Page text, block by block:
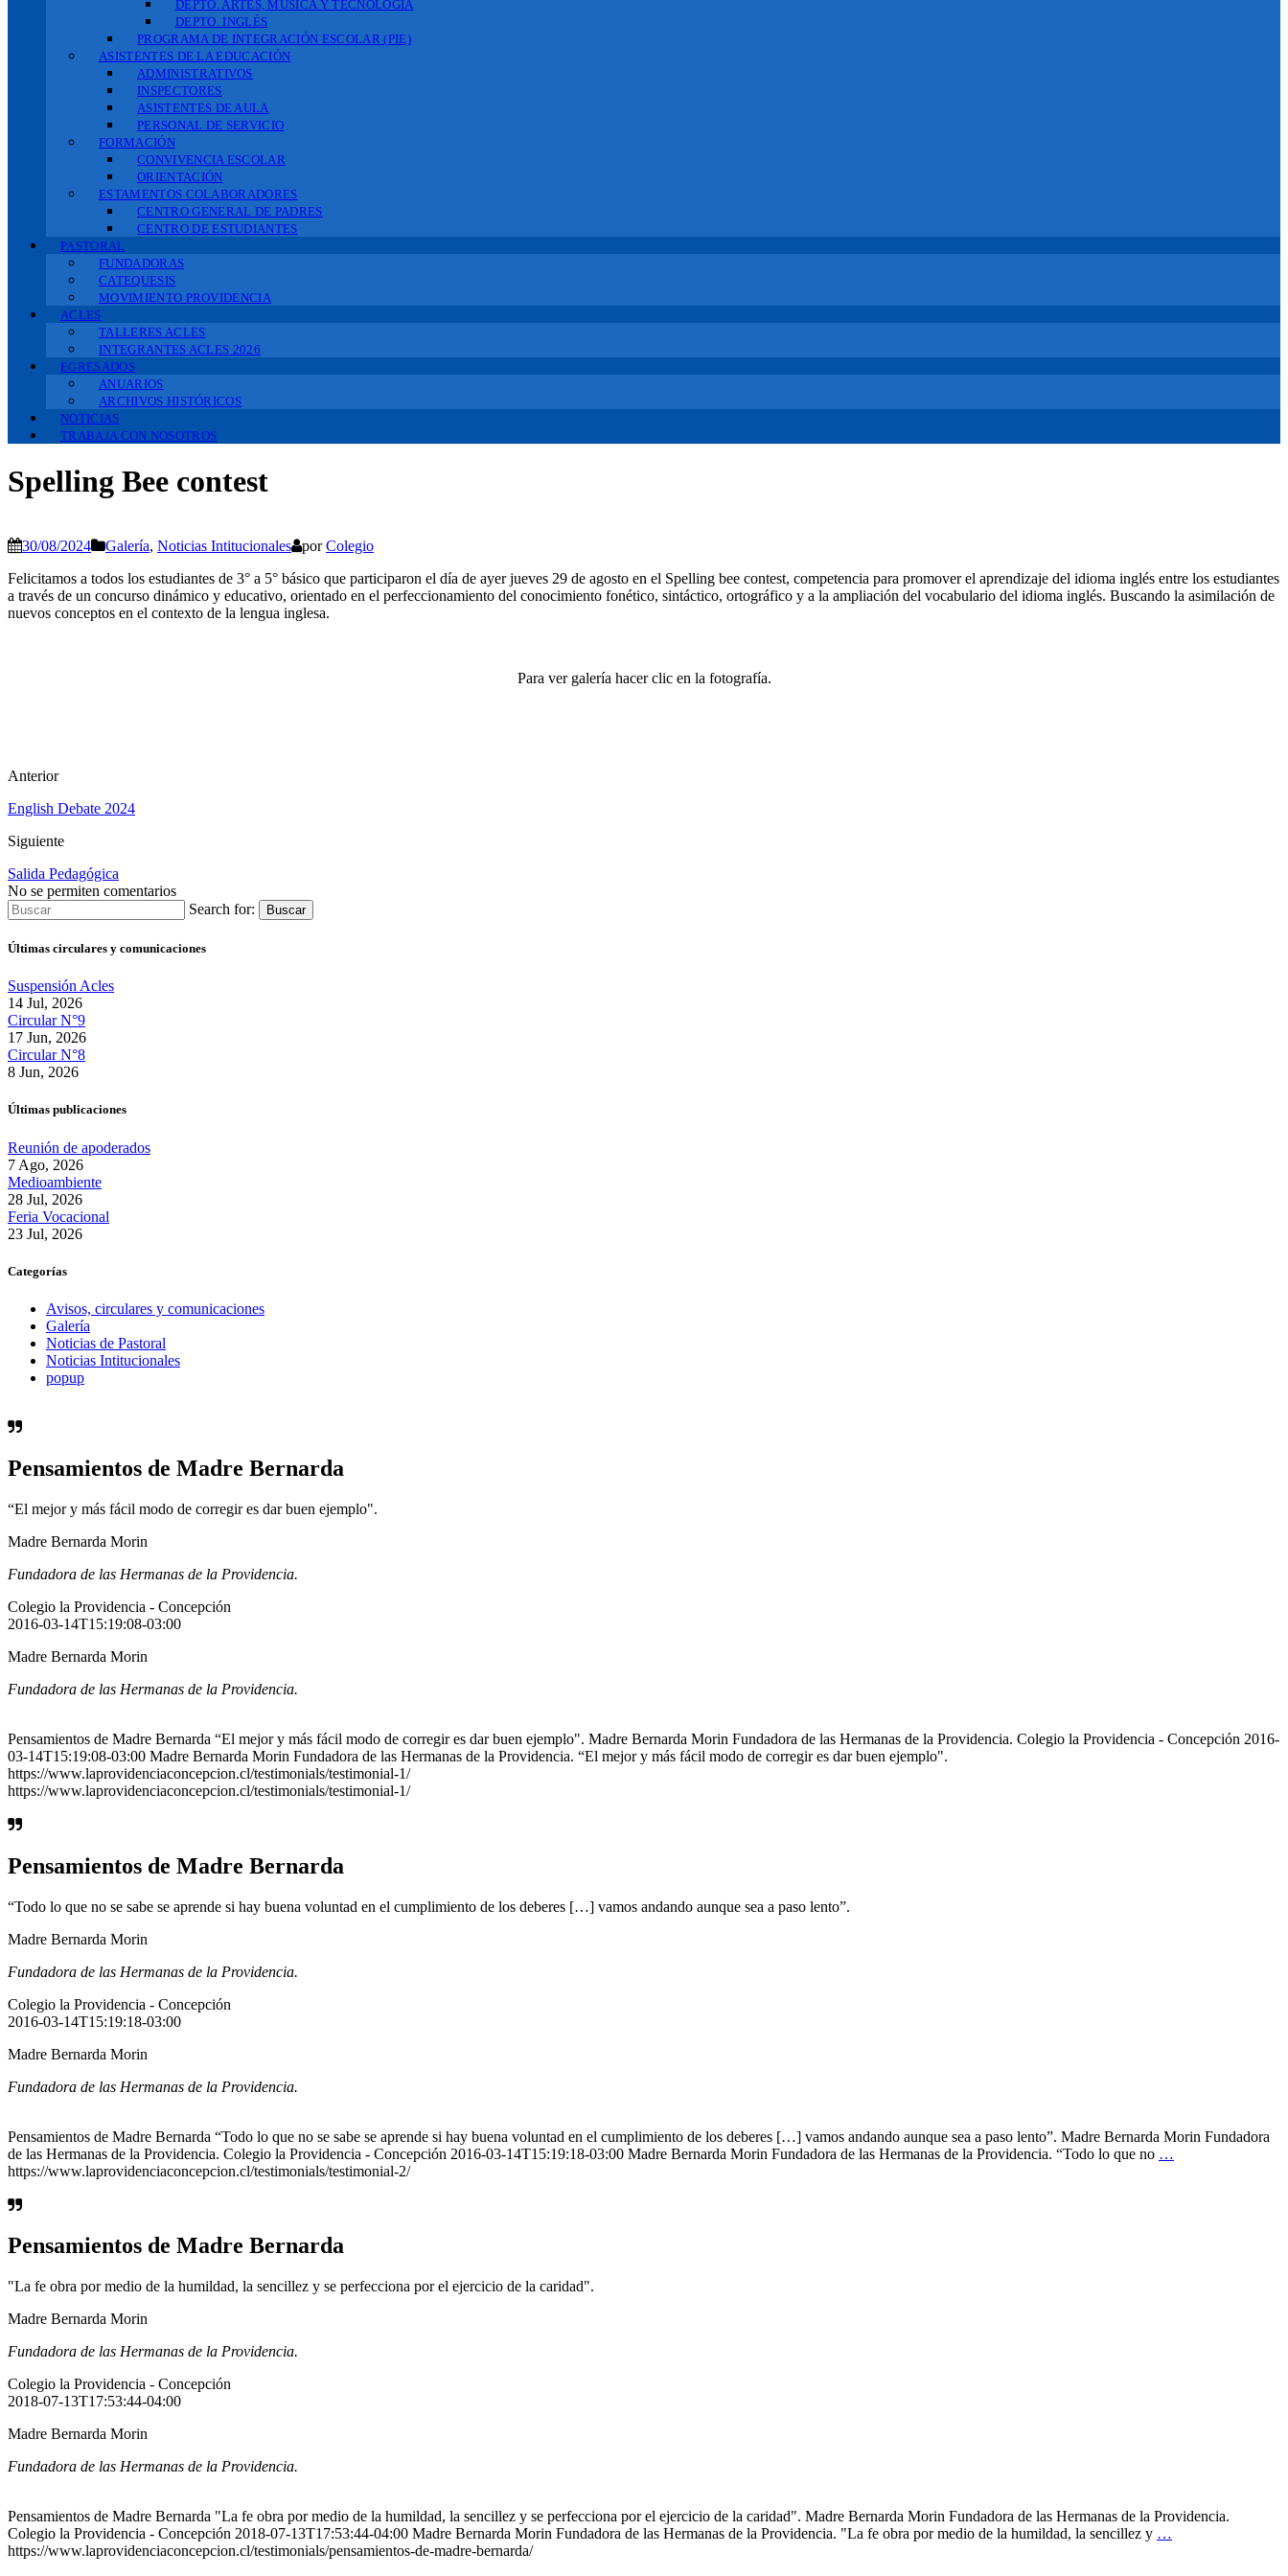
DEPTO. ARTES, MÚSICA Y TECNOLOGÍA
DEPTO. INGLÉS
PROGRAMA DE INTEGRACIÓN ESCOLAR (PIE)
ASISTENTES DE LA EDUCACIÓN
ADMINISTRATIVOS
INSPECTORES
ASISTENTES DE AULA
PERSONAL DE SERVICIO
FORMACIÓN
CONVIVENCIA ESCOLAR
ORIENTACIÓN
ESTAMENTOS COLABORADORES
CENTRO GENERAL DE PADRES
CENTRO DE ESTUDIANTES
PASTORAL
FUNDADORAS
CATEQUESIS
MOVIMIENTO PROVIDENCIA
ACLES
TALLERES ACLES
INTEGRANTES ACLES 2026
EGRESADOS
ANUARIOS
ARCHIVOS HISTÓRICOS
NOTICIAS
TRABAJA CON NOSOTROS
Spelling Bee contest
30/08/2024 Galería, Noticias Intitucionales porColegio
Felicitamos a todos los estudiantes de 3° a 5° básico que participaron el día de ayer jueves 29 de agosto en el Spelling bee contest, competencia para promover el aprendizaje del idioma inglés entre los estudiantes
a través de un concurso dinámico y educativo, orientado en el perfeccionamiento del conocimiento fonético, sintáctico, ortográfico y a la ampliación del vocabulario del idioma inglés. Buscando la asimilación de
nuevos conceptos en el contexto de la lengua inglesa.
Para ver galería hacer clic en la fotografía.
Anterior
English Debate 2024
Siguiente
Salida Pedagógica
No se permiten comentarios
Search for:
Buscar
Últimas circulares y comunicaciones
Suspensión Acles
14 Jul, 2026
Circular N°9
17 Jun, 2026
Circular N°8
8 Jun, 2026
Últimas publicaciones
Reunión de apoderados
7 Ago, 2026
Medioambiente
28 Jul, 2026
Feria Vocacional
23 Jul, 2026
Categorías
Avisos, circulares y comunicaciones
Galería
Noticias de Pastoral
Noticias Intitucionales
popup
Pensamientos de Madre Bernarda
“El mejor y más fácil modo de corregir es dar buen ejemplo".
Madre Bernarda Morin
Fundadora de las Hermanas de la Providencia.
Colegio la Providencia - Concepción
2016-03-14T15:19:08-03:00
Madre Bernarda Morin
Fundadora de las Hermanas de la Providencia.
Pensamientos de Madre Bernarda “El mejor y más fácil modo de corregir es dar buen ejemplo". Madre Bernarda Morin Fundadora de las Hermanas de la Providencia. Colegio la Providencia - Concepción 2016-
03-14T15:19:08-03:00 Madre Bernarda Morin Fundadora de las Hermanas de la Providencia. “El mejor y más fácil modo de corregir es dar buen ejemplo".
https://www.laprovidenciaconcepcion.cl/testimonials/testimonial-1/
https://www.laprovidenciaconcepcion.cl/testimonials/testimonial-1/
Pensamientos de Madre Bernarda
“Todo lo que no se sabe se aprende si hay buena voluntad en el cumplimiento de los deberes […] vamos andando aunque sea a paso lento”.
Madre Bernarda Morin
Fundadora de las Hermanas de la Providencia.
Colegio la Providencia - Concepción
2016-03-14T15:19:18-03:00
Madre Bernarda Morin
Fundadora de las Hermanas de la Providencia.
Pensamientos de Madre Bernarda “Todo lo que no se sabe se aprende si hay buena voluntad en el cumplimiento de los deberes […] vamos andando aunque sea a paso lento”. Madre Bernarda Morin Fundadora
de las Hermanas de la Providencia. Colegio la Providencia - Concepción 2016-03-14T15:19:18-03:00 Madre Bernarda Morin Fundadora de las Hermanas de la Providencia. “Todo lo que no …
https://www.laprovidenciaconcepcion.cl/testimonials/testimonial-2/
Pensamientos de Madre Bernarda
"La fe obra por medio de la humildad, la sencillez y se perfecciona por el ejercicio de la caridad".
Madre Bernarda Morin
Fundadora de las Hermanas de la Providencia.
Colegio la Providencia - Concepción
2018-07-13T17:53:44-04:00
Madre Bernarda Morin
Fundadora de las Hermanas de la Providencia.
Pensamientos de Madre Bernarda "La fe obra por medio de la humildad, la sencillez y se perfecciona por el ejercicio de la caridad". Madre Bernarda Morin Fundadora de las Hermanas de la Providencia.
Colegio la Providencia - Concepción 2018-07-13T17:53:44-04:00 Madre Bernarda Morin Fundadora de las Hermanas de la Providencia. "La fe obra por medio de la humildad, la sencillez y …
https://www.laprovidenciaconcepcion.cl/testimonials/pensamientos-de-madre-bernarda/